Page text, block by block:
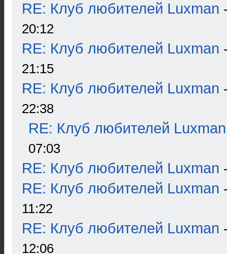
RE: Клуб любителей Luxman
20:12
RE: Клуб любителей Luxman
21:15
RE: Клуб любителей Luxman
22:38
RE: Клуб любителей Luxman
07:03
RE: Клуб любителей Luxman
RE: Клуб любителей Luxman
11:22
RE: Клуб любителей Luxman
12:06